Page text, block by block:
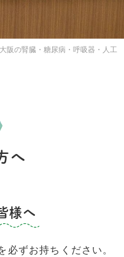
阪の腎臓・糖尿病・呼吸器・人工
へ
様へ
ずお持ちください。